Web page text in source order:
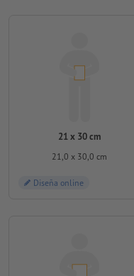
21 x 30 cm
21,0 x 30,0 cm
Diseña online